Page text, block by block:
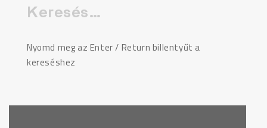
Keresés:
Nyomd meg az Enter / Return billentyűt a
kereséshez